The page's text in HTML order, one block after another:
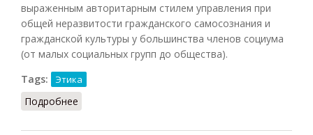
выраженным авторитарным стилем управления при
общей неразвитости гражданского самосознания и
гражданской культуры у большинства членов социума
(от малых социальных групп до общества).
Tags:
Этика
Подробнее